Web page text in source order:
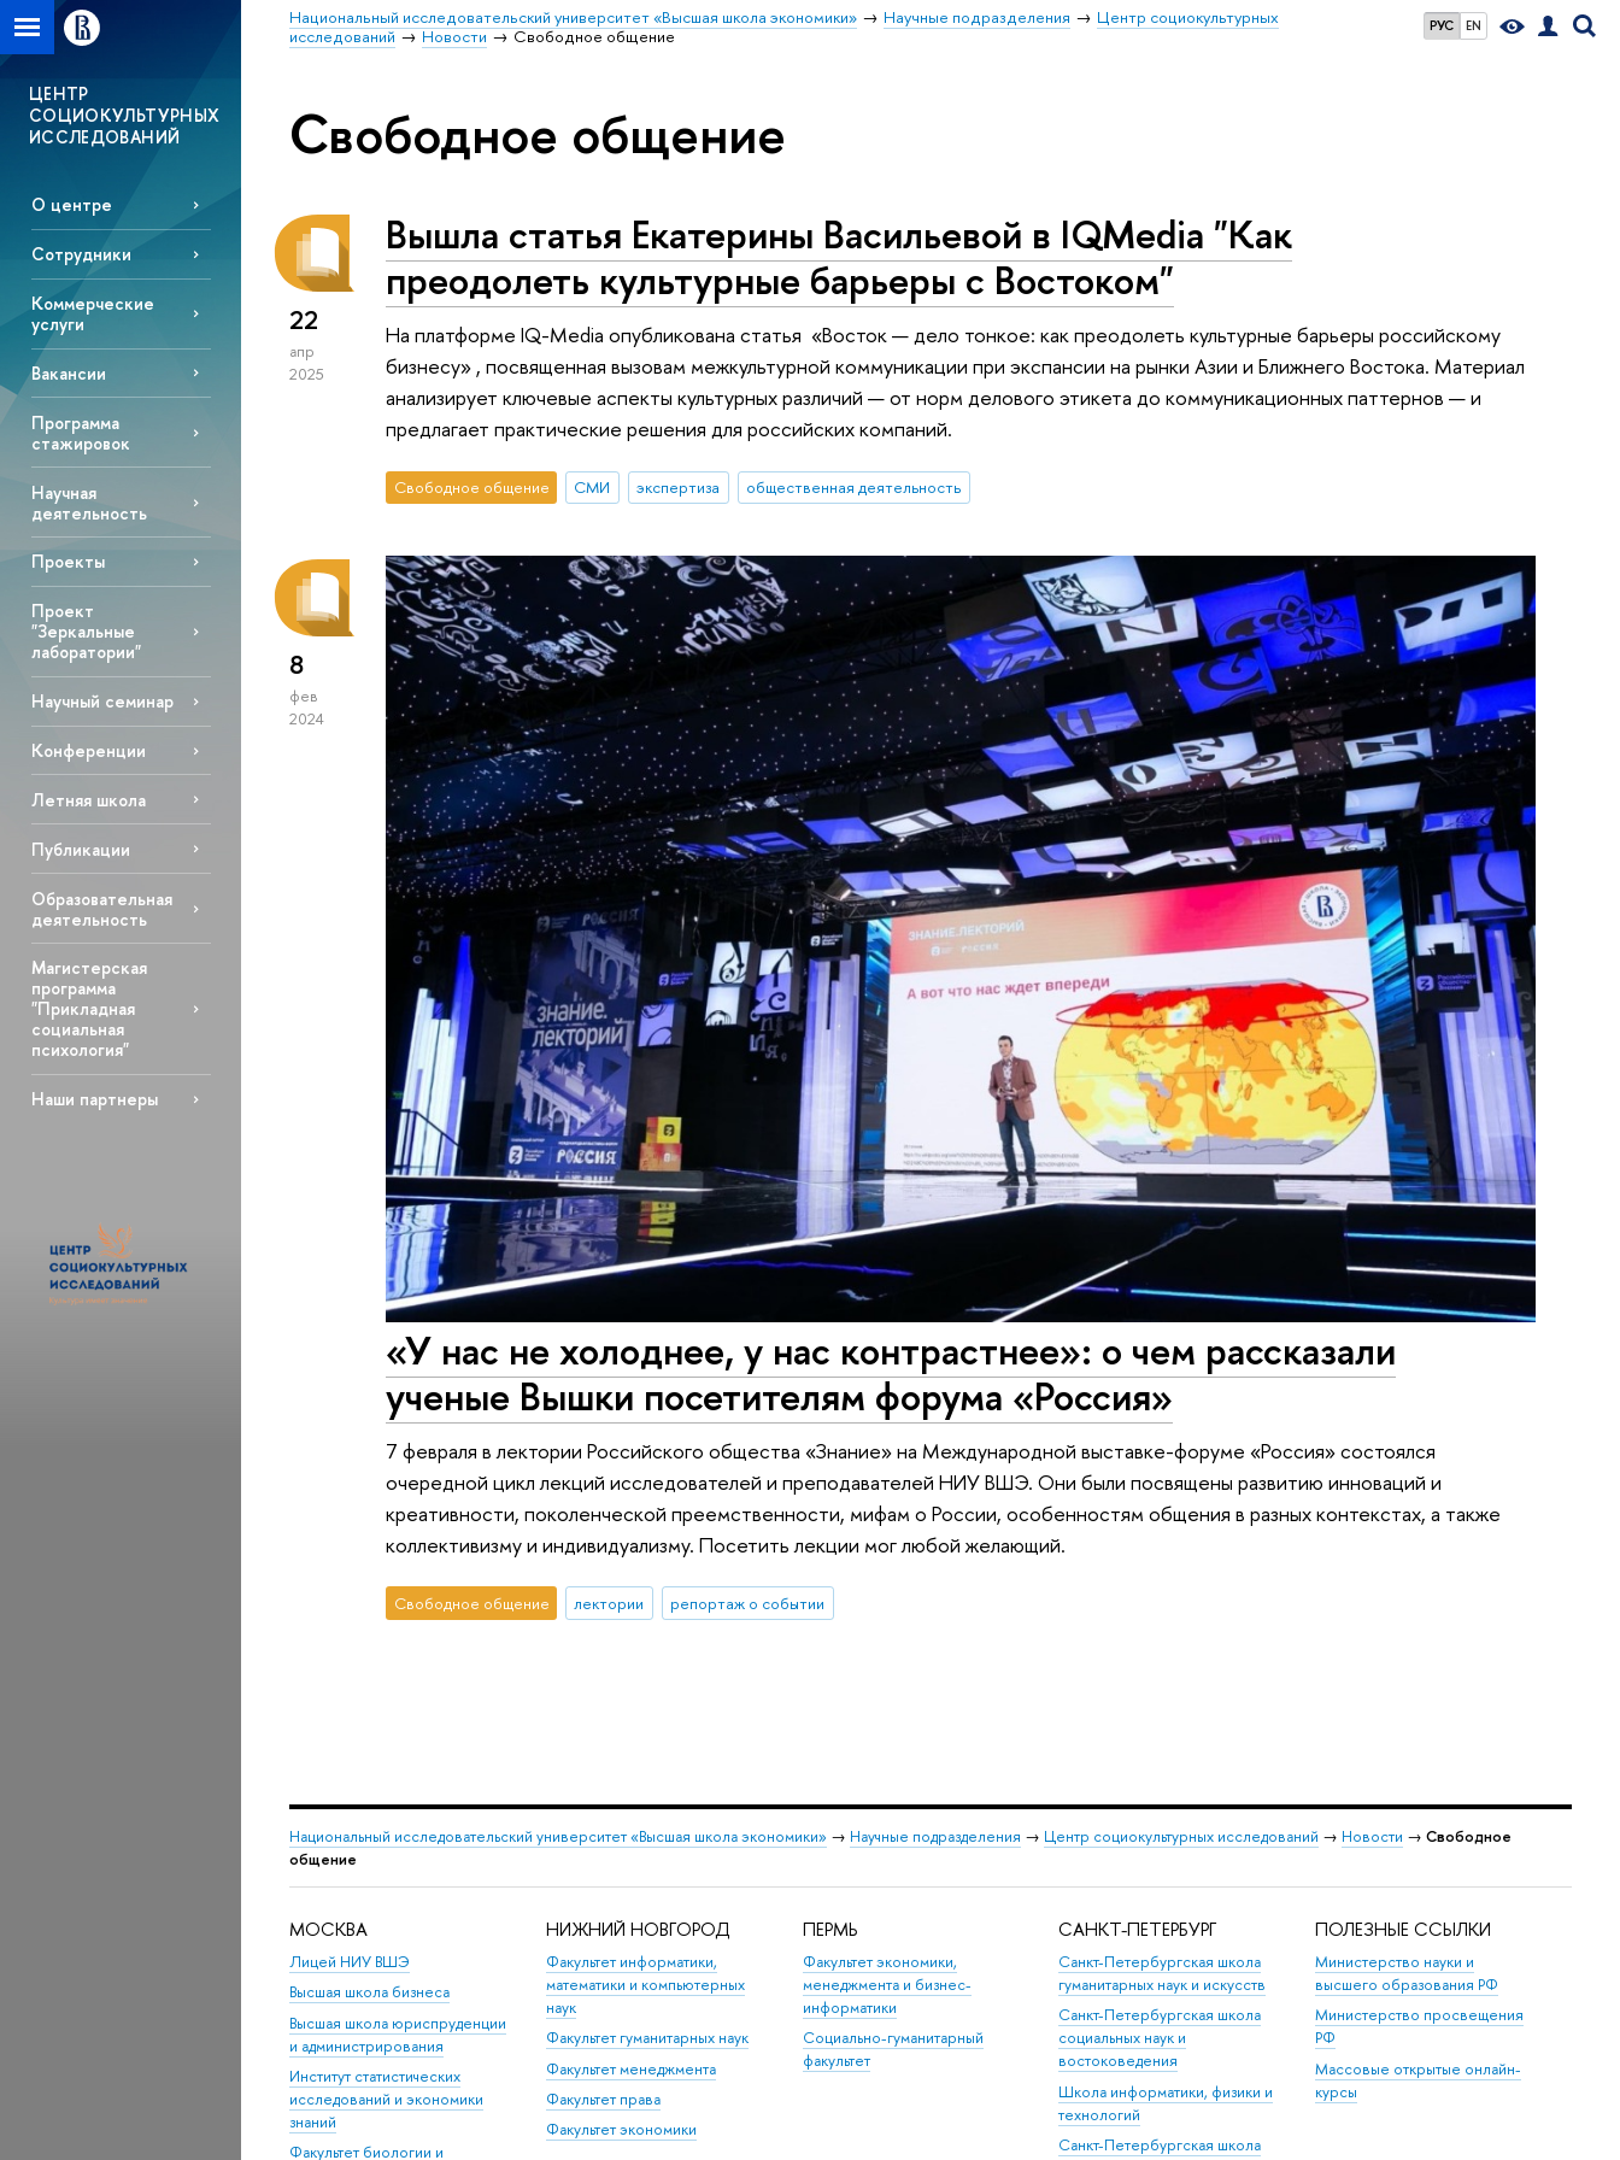
РУС EN
Национальный исследовательский университет «Высшая школа экономики» Научные подразделения
Центр социокультурных
исследований
Новости Свободное общение
ЦЕНТР
СОЦИОКУЛЬТУРНЫХ
ИССЛЕДОВАНИЙ
О центре
Сотрудники
Коммерческие
услуги
Вакансии
Программа
стажировок
Научная
деятельность
Проекты
Проект
"Зеркальные
лаборатории"
Научный семинар
Конференции
Летняя школа
Публикации
Образовательная
деятельность
Магистерская
программа
"Прикладная
социальная
психология"
Наши партнеры
Свободное общение
22
апр
2025
Вышла статья Екатерины Васильевой в IQMedia "Как
преодолеть культурные барьеры с Востоком"
На платформе IQ-Media опубликована статья «Восток — дело тонкое: как преодолеть культурные барьеры российскому
бизнесу» , посвященная вызовам межкультурной коммуникации при экспансии на рынки Азии и Ближнего Востока. Материал
анализирует ключевые аспекты культурных различий — от норм делового этикета до коммуникационных паттернов — и
предлагает практические решения для российских компаний.
Свободное общение СМИ экспертиза общественная деятельность
8
фев
2024
«У нас не холоднее, у нас контрастнее»: о чем рассказали
ученые Вышки посетителям форума «Россия»
7 февраля в лектории Российского общества «Знание» на Международной выставке-форуме «Россия» состоялся
очередной цикл лекций исследователей и преподавателей НИУ ВШЭ. Они были посвящены развитию инноваций и
креативности, поколенческой преемственности, мифам о России, особенностям общения в разных контекстах, а также
коллективизму и индивидуализму. Посетить лекции мог любой желающий.
Свободное общение лектории репортаж о событии
Национальный исследовательский университет «Высшая школа экономики» → Научные подразделения → Центр социокультурных исследований → Новости → Свободное
общение
МОСКВА
Лицей НИУ ВШЭ
Высшая школа бизнеса
Высшая школа юриспруденции
и администрирования
Институт статистических
исследований и экономики
знаний
Факультет биологии и
НИЖНИЙ НОВГОРОД
Факультет информатики,
математики и компьютерных
наук
Факультет гуманитарных наук
Факультет менеджмента
Факультет права
Факультет экономики
ПЕРМЬ
Факультет экономики,
менеджмента и бизнес-
информатики
Социально-гуманитарный
факультет
САНКТ-ПЕТЕРБУРГ
Санкт-Петербургская школа
гуманитарных наук и искусств
Санкт-Петербургская школа
социальных наук и
востоковедения
Школа информатики, физики и
технологий
Санкт-Петербургская школа
ПОЛЕЗНЫЕ ССЫЛКИ
Министерство науки и
высшего образования РФ
Министерство просвещения
РФ
Массовые открытые онлайн-
курсы